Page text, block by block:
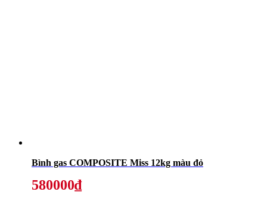
Bình gas COMPOSITE Miss 12kg màu đỏ
580000₫